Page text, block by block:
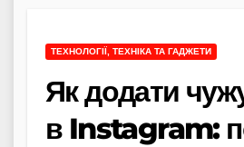
ТЕХНОЛОГІЇ, ТЕХНІКА ТА ГАДЖЕТИ
Як додати
в Instagram: